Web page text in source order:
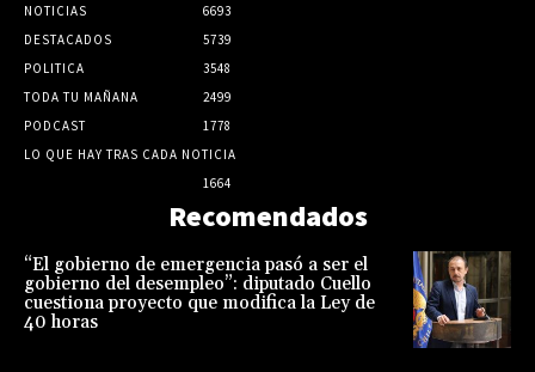
NOTICIAS
6693
DESTACADOS
5739
POLITICA
3548
TODA TU MAÑANA
2499
PODCAST
1778
LO QUE HAY TRAS CADA NOTICIA
1664
Recomendados
“El gobierno de emergencia pasó a ser el
gobierno del desempleo”: diputado Cuello
cuestiona proyecto que modifica la Ley de
40 horas